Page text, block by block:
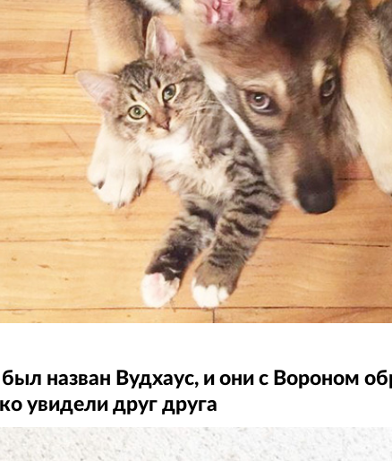
назван Вудхаус, и они с Вороном
увидели друг друга